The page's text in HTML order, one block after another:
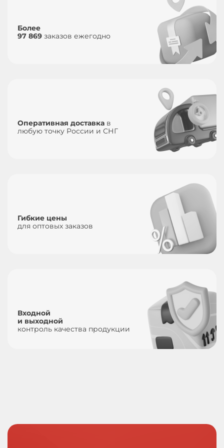
Более
97 869 заказов ежегодно
Оперативная доставка в
любую точку России и СНГ
Гибкие цены
для оптовых заказов
Входной
и выходной
контроль качества продукции